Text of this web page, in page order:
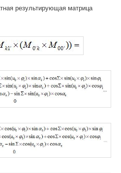
результирующая матрица